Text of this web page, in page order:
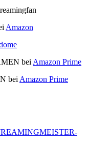
Amazon
bei Amazon Prime
bei Amazon Prime